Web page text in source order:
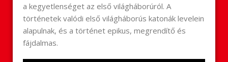
a kegyetlenséget az első világháborúról. A
történetek valódi első világháborús katonák levelein
alapulnak, és a történet epikus, megrendítő és
fájdalmas.